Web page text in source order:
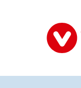
Finanzen